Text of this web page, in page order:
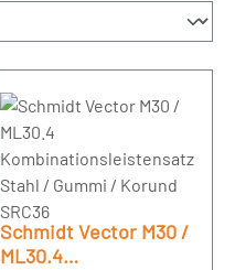
Schmidt Vector M30 /
ML30.4